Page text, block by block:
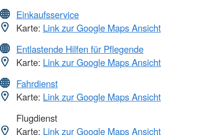
Einkaufsservice
Karte: Link zur Google Maps Ansicht
Entlastende Hilfen für Pflegende
Karte: Link zur Google Maps Ansicht
Fahrdienst
Karte: Link zur Google Maps Ansicht
Flugdienst
Karte: Link zur Google Maps Ansicht